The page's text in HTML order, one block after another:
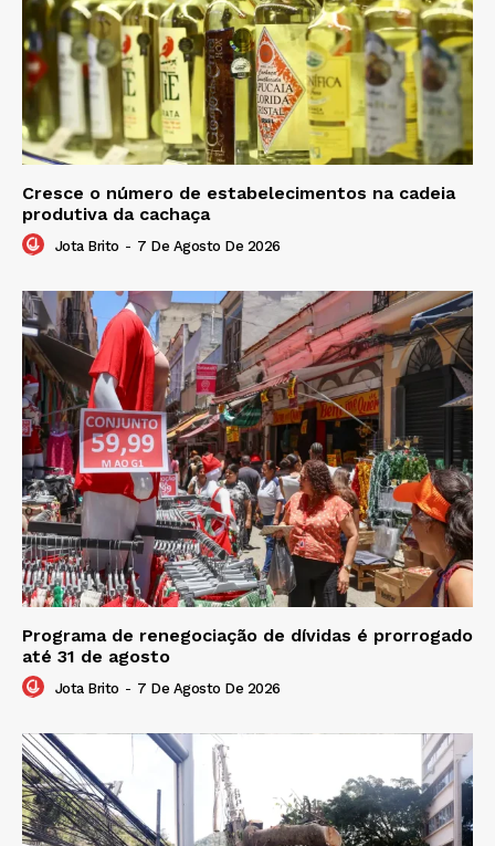
Cresce o número de estabelecimentos na cadeia
produtiva da cachaça
Jota Brito - 7 De Agosto De 2026
Programa de renegociação de dívidas é prorrogado
até 31 de agosto
Jota Brito - 7 De Agosto De 2026